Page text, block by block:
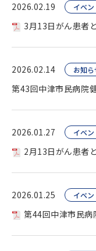
2026.02.19 イベ
3月13日がん患者
2026.02.14 お知ら
第43回中津市民病院
2026.01.27 イベ
2月13日がん患者
2026.01.25 イベ
第44回中津市民病